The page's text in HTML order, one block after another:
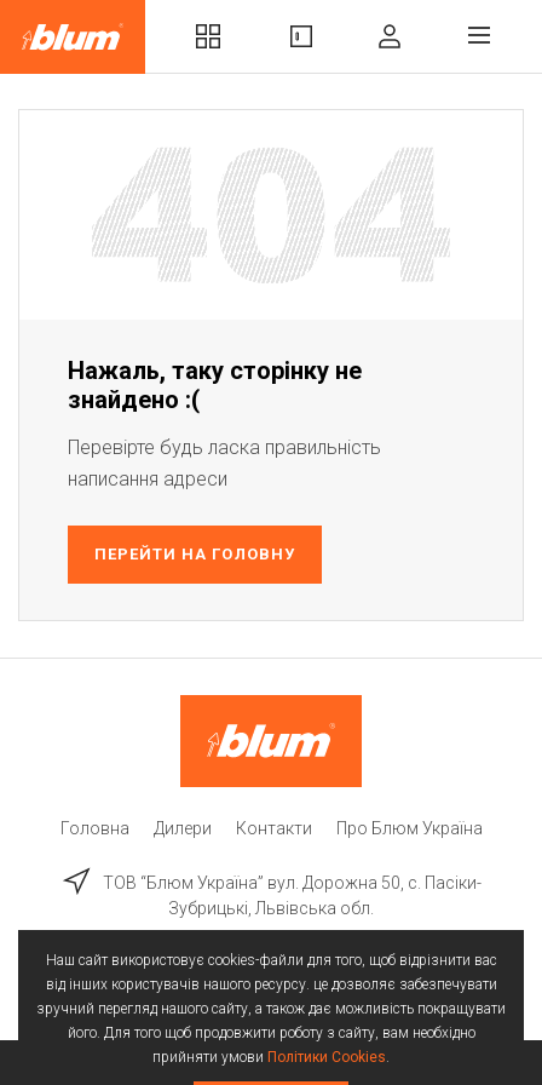
Нажаль, таку сторінку не
знайдено :(
Перевірте будь ласка правильність
написання адреси
ПЕРЕЙТИ НА ГОЛОВНУ
Головна Дилери Контакти Про Блюм Україна
ТОВ “Блюм Україна” вул. Дорожна 50, c. Пасіки-
Зубрицькі, Львівська обл.
Наш сайт використовує cookies-файли для того, щоб відрізнити вас
від інших користувачів нашого ресурсу. це дозволяє забезпечувати
зручний перегляд нашого сайту, а також дає можливість покращувати
його. Для того щоб продовжити роботу з сайту, вам необхідно
прийняти умови Політики Cookies.